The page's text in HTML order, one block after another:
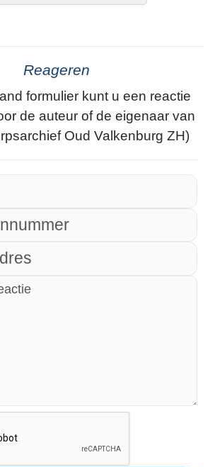
Reageren
formulier kunt u een reactie
de auteur of de eigenaar van
Oud Valkenburg ZH)